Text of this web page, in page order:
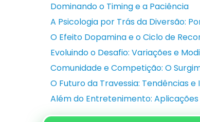
Dominando o Timing e a Paciência
A Psicologia por Trás da Diversão:
O Efeito Dopamina e o Ciclo de
Evoluindo o Desafio: Variações e
Comunidade e Competição: O
O Futuro da Travessia: Tendências
Além do Entretenimento: